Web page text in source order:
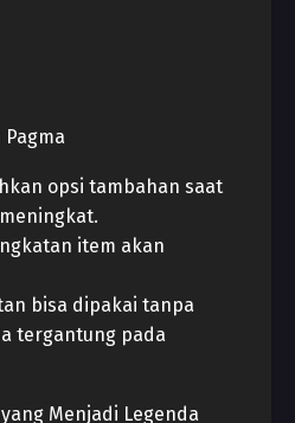
opsi tambahan saat
item akan
bisa dipakai tanpa
tergantung pada
Menjadi Legenda